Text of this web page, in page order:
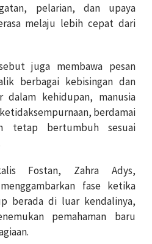
pelarian, dan upaya
melaju lebih cepat dari
juga membawa pesan
berbagai kebisingan dan
dalam kehidupan, manusia
berdamai
tetap bertumbuh sesuai
Fostan, Zahra Adys,
fase ketika
berada di luar kendalinya,
pemahaman baru